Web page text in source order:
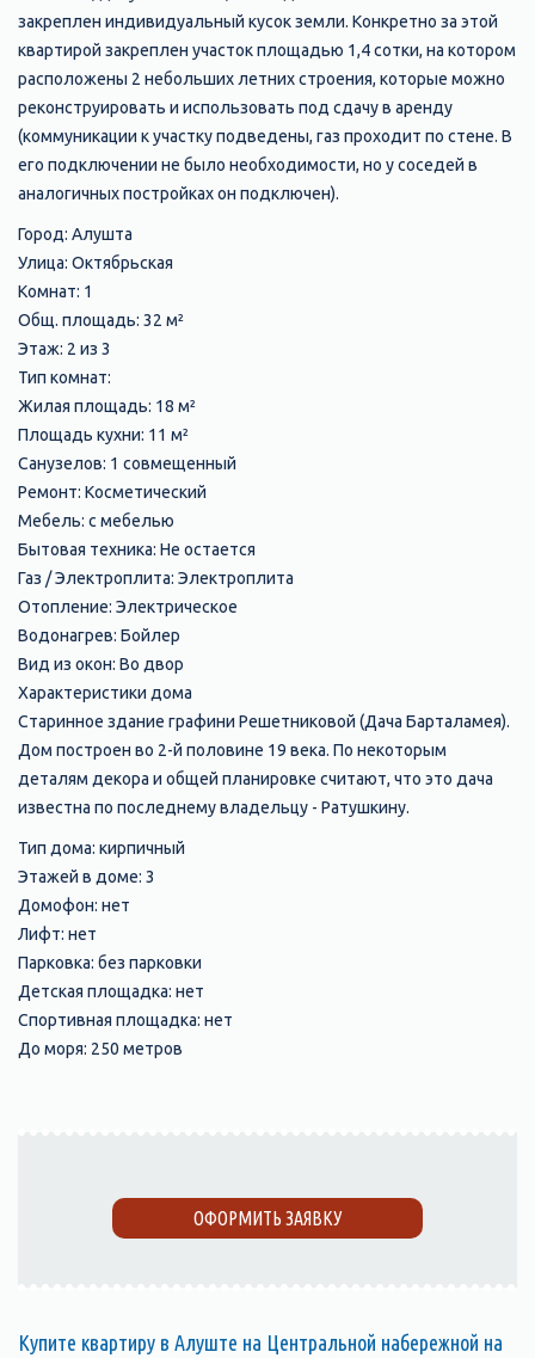
закреплен индивидуальный кусок земли. Конкретно за этой
квартирой закреплен участок площадью 1,4 сотки, на котором
расположены 2 небольших летних строения, которые можно
реконструировать и использовать под сдачу в аренду
(коммуникации к участку подведены, газ проходит по стене. В
его подключении не было необходимости, но у соседей в
аналогичных постройках он подключен).
Город: Алушта
Улица: Октябрьская
Комнат: 1
Общ. площадь: 32 м²
Этаж: 2 из 3
Тип комнат:
Жилая площадь: 18 м²
Площадь кухни: 11 м²
Санузелов: 1 совмещенный
Ремонт: Косметический
Мебель: с мебелью
Бытовая техника: Не остается
Газ / Электроплита: Электроплита
Отопление: Электрическое
Водонагрев: Бойлер
Вид из окон: Во двор
Характеристики дома
Старинное здание графини Решетниковой (Дача Барталамея).
Дом построен во 2-й половине 19 века. По некоторым
деталям декора и общей планировке считают, что это дача
известна по последнему владельцу - Ратушкину.
Тип дома: кирпичный
Этажей в доме: 3
Домофон: нет
Лифт: нет
Парковка: без парковки
Детская площадка: нет
Спортивная площадка: нет
До моря: 250 метров
ОФОРМИТЬ ЗАЯВКУ
Купите квартиру в Алуште на Центральной набережной на